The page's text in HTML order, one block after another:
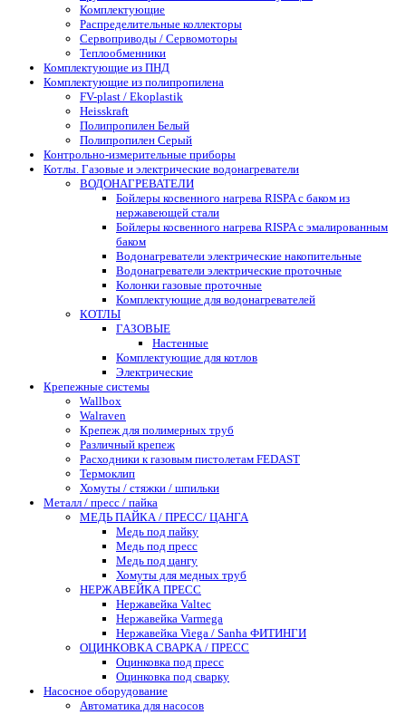
Комплектующие
Распределительные коллекторы
Сервоприводы / Сервомоторы
Теплообменники
Комплектующие из ПНД
Комплектующие из полипропилена
FV-plast / Ekoplastik
Heisskraft
Полипропилен Белый
Полипропилен Серый
Контрольно-измерительные приборы
Котлы. Газовые и электрические водонагреватели
ВОДОНАГРЕВАТЕЛИ
Бойлеры косвенного нагрева RISPA с баком из
нержавеющей стали
Бойлеры косвенного нагрева RISPA с эмалированным
баком
Водонагреватели электрические накопительные
Водонагреватели электрические проточные
Колонки газовые проточные
Комплектующие для водонагревателей
КОТЛЫ
ГАЗОВЫЕ
Настенные
Комплектующие для котлов
Электрические
Крепежные системы
Wallbox
Walraven
Крепеж для полимерных труб
Различный крепеж
Расходники к газовым пистолетам FEDAST
Термоклип
Хомуты / стяжки / шпильки
Металл / пресс / пайка
МЕДЬ ПАЙКА / ПРЕСС/ ЦАНГА
Медь под пайку
Медь под пресс
Медь под цангу
Хомуты для медных труб
НЕРЖАВЕЙКА ПРЕСС
Нержавейка Valtec
Нержавейка Varmega
Нержавейка Viega / Sanha ФИТИНГИ
ОЦИНКОВКА СВАРКА / ПРЕСС
Оцинковка под пресс
Оцинковка под сварку
Насосное оборудование
Автоматика для насосов